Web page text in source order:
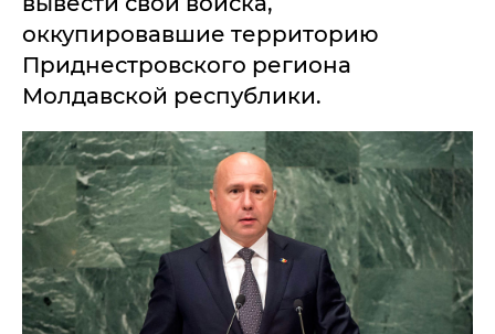
оккупировавшие территорию
Приднестровского региона
Молдавской республики.